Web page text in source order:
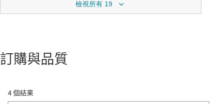
檢視所有 19
訂購與品質